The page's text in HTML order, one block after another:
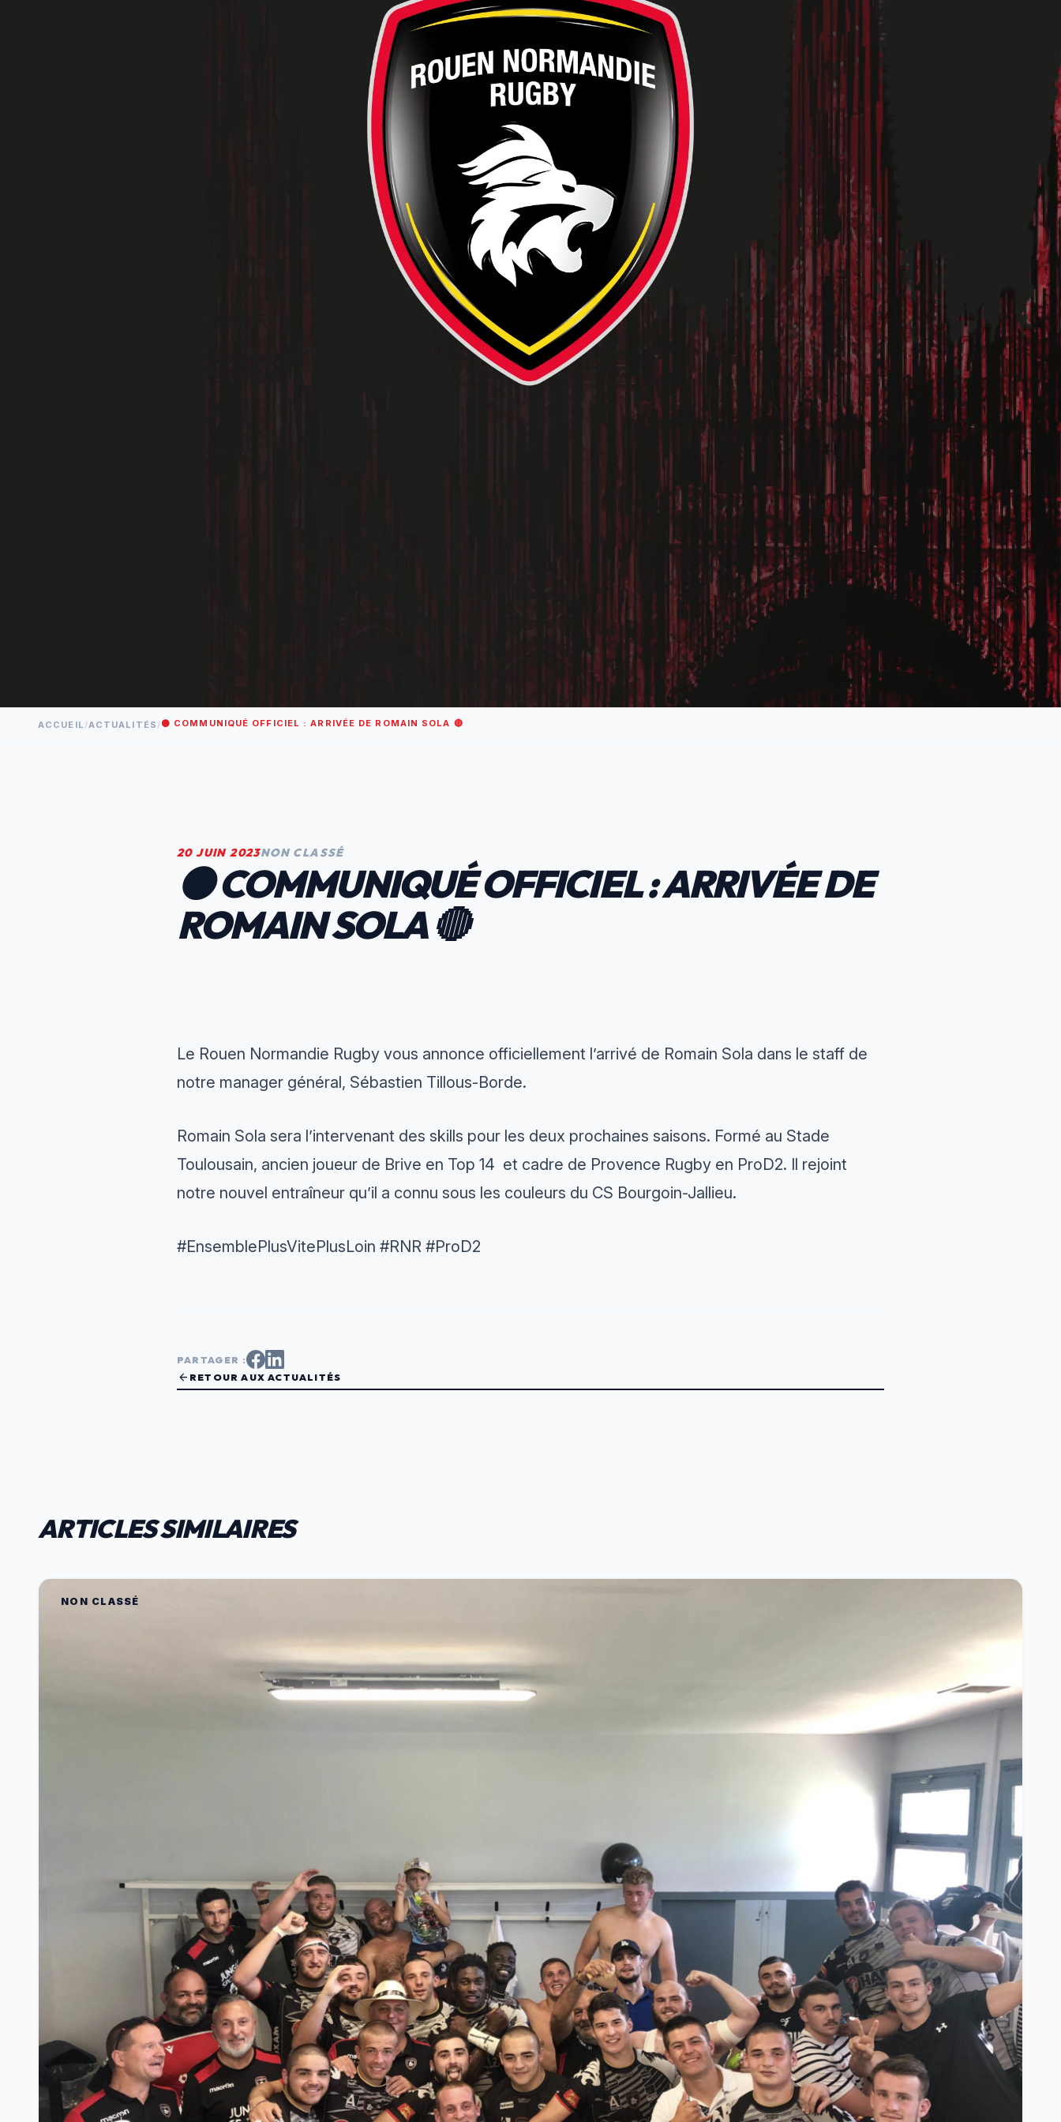
ACCUEIL /ACTUALITÉS /⚫️ COMMUNIQUÉ OFFICIEL : ARRIVÉE DE ROMAIN SOLA 🔴
20 JUIN 2023NON CLASSÉ
⚫️ COMMUNIQUÉ OFFICIEL : ARRIVÉE DE
ROMAIN SOLA 🔴
Le Rouen Normandie Rugby vous annonce officiellement l’arrivé de Romain Sola dans le staff de
notre manager général, Sébastien Tillous-Borde.
Romain Sola sera l’intervenant des skills pour les deux prochaines saisons. Formé au Stade
Toulousain, ancien joueur de Brive en Top 14 et cadre de Provence Rugby en ProD2. Il rejoint
notre nouvel entraîneur qu’il a connu sous les couleurs du CS Bourgoin-Jallieu.
#EnsemblePlusVitePlusLoin #RNR #ProD2
PARTAGER :
arrow_back RETOUR AUX ACTUALITÉS
ARTICLES SIMILAIRES
NON CLASSÉ